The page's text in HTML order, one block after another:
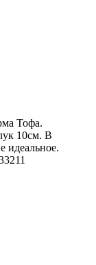
Тофа.
10см. В
идеальное.